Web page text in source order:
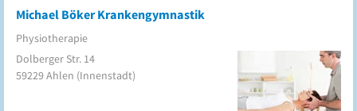
Michael Böker Krankengymnastik
Physiotherapie
Dolberger Str. 14
59229Ahlen (Innenstadt)